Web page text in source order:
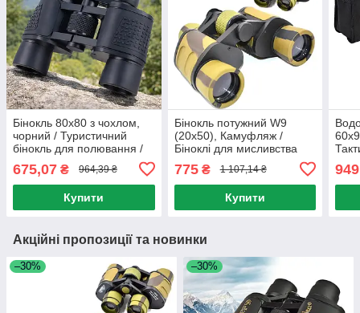
Бінокль 80x80 з чохлом,
чорний / Туристичний
бінокль для полювання /
спостереження
675,07 ₴ 964,39 ₴
Купити
Бінокль потужний W9
(20x50), Камуфляж /
Біноклі для мисливства
775₴ 1 107,14 ₴
Купити
949
Акційні пропозиції та новинки
–30% –30%